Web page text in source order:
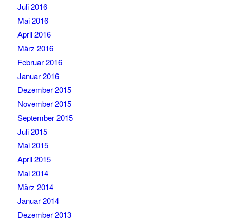
Juli 2016
Mai 2016
April 2016
März 2016
Februar 2016
Januar 2016
Dezember 2015
November 2015
September 2015
Juli 2015
Mai 2015
April 2015
Mai 2014
März 2014
Januar 2014
Dezember 2013